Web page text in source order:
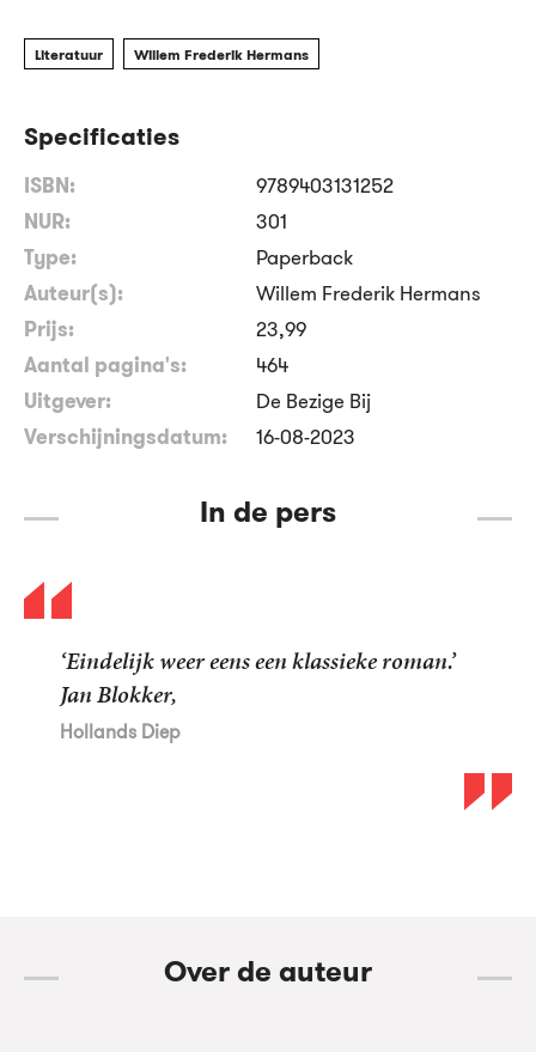
Literatuur Willem Frederik Hermans
Specificaties
ISBN:
9789403131252
NUR:
301
Type:
Paperback
Auteur(s):
Willem Frederik Hermans
Prijs:
23,99
Aantal pagina's:
464
Uitgever:
De Bezige Bij
Verschijningsdatum:
16-08-2023
In de pers
‘Eindelijk weer eens een klassieke roman.’
Jan Blokker,
Hollands Diep
Over de auteur